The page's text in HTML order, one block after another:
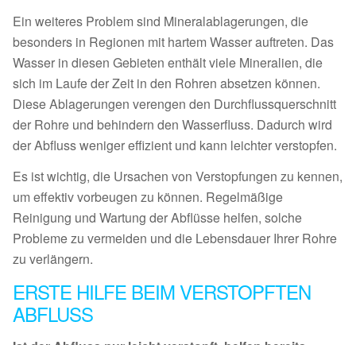
Ein weiteres Problem sind Mineralablagerungen, die
besonders in Regionen mit hartem Wasser auftreten. Das
Wasser in diesen Gebieten enthält viele Mineralien, die
sich im Laufe der Zeit in den Rohren absetzen können.
Diese Ablagerungen verengen den Durchflussquerschnitt
der Rohre und behindern den Wasserfluss. Dadurch wird
der Abfluss weniger effizient und kann leichter verstopfen.
Es ist wichtig, die Ursachen von Verstopfungen zu kennen,
um effektiv vorbeugen zu können. Regelmäßige
Reinigung und Wartung der Abflüsse helfen, solche
Probleme zu vermeiden und die Lebensdauer Ihrer Rohre
zu verlängern.
ERSTE HILFE BEIM VERSTOPFTEN
ABFLUSS